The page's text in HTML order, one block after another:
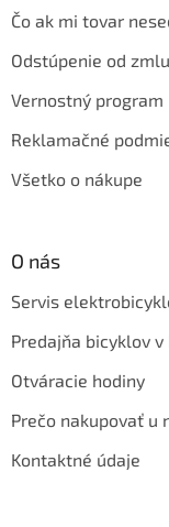
Čo ak mi tovar
Odstúpenie od
Vernostný program
Reklamačné
Všetko o nákupe
O nás
Servis
Predajňa bicyklov v
Otváracie hodiny
Prečo nakupovať u
Kontaktné údaje